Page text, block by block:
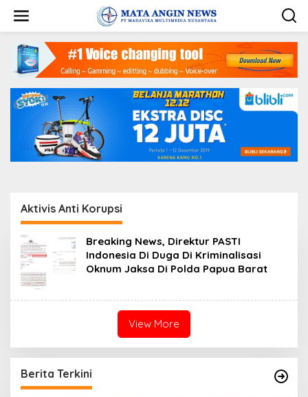
i
Aktivis Anti Korupsi
Breaking News, Direktur PASTI
Indonesia Di Duga Di Kriminalisasi
Oknum Jaksa Di Polda Papua Barat
View More
Berita Terkini